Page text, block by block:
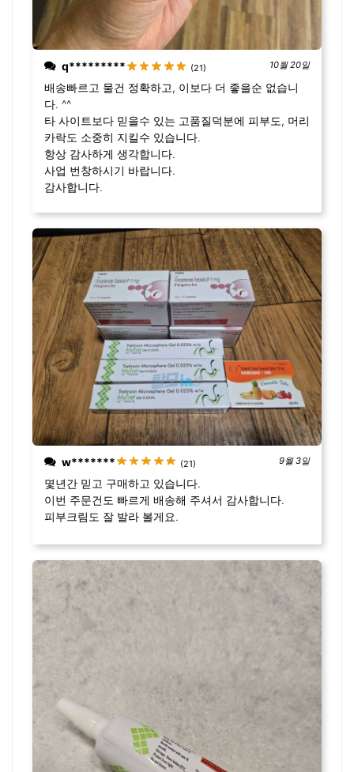
q********* (21) 10월 20일
배송빠르고 물건 정확하고, 이보다 더 좋을순 없습니
다. ^^
타 사이트보다 믿을수 있는 고품질덕분에 피부도, 머리
카락도 소중히 지킬수 있습니다.
항상 감사하게 생각합니다.
사업 번창하시기 바랍니다.
감사합니다.
w******* (21) 9월 3일
몇년간 믿고 구매하고 있습니다.
이번 주문건도 빠르게 배송해 주셔서 감사합니다.
피부크림도 잘 발라 볼게요.